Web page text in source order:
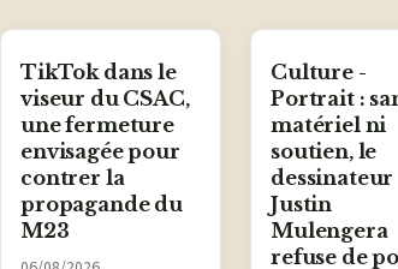
TikTok dans le
viseur du CSAC,
une fermeture
envisagée pour
contrer la
propagande du
M23
Culture -
Portrait :
matériel ni
soutien, le
dessinateur
Justin
Mulengera
refuse de